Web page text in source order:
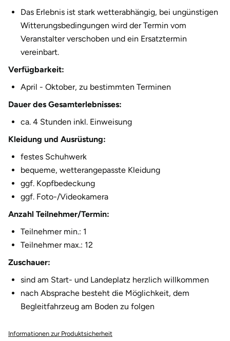
Das Erlebnis ist stark wetterabhängig, bei ungünstigen
Witterungsbedingungen wird der Termin vom
Veranstalter verschoben und ein Ersatztermin
vereinbart.
Verfügbarkeit:
April - Oktober, zu bestimmten Terminen
Dauer des Gesamterlebnisses:
ca. 4 Stunden inkl. Einweisung
Kleidung und Ausrüstung:
festes Schuhwerk
bequeme, wetterangepasste Kleidung
ggf. Kopfbedeckung
ggf. Foto-/Videokamera
Anzahl Teilnehmer/Termin:
Teilnehmer min.: 1
Teilnehmer max.: 12
Zuschauer:
sind am Start- und Landeplatz herzlich willkommen
nach Absprache besteht die Möglichkeit, dem
Begleitfahrzeug am Boden zu folgen
Informationen zur Produktsicherheit